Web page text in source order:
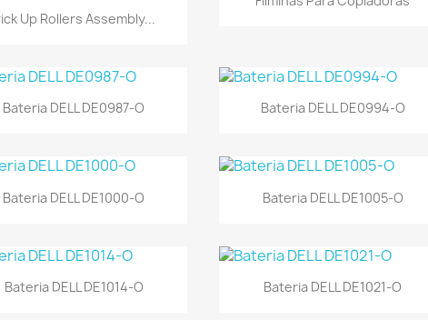
Vista rápida
Up Rollers Assembly...
Vista rápida
Bateria DELL DE0987-O Vista rápida
Bateria DELL DE0994-O
Vista rápida
Bateria DELL DE1000-O Vista rápida
Bateria DELL DE1005-O
Vista rápida
Bateria DELL DE1014-O Vista rápida
Bateria DELL DE1021-O